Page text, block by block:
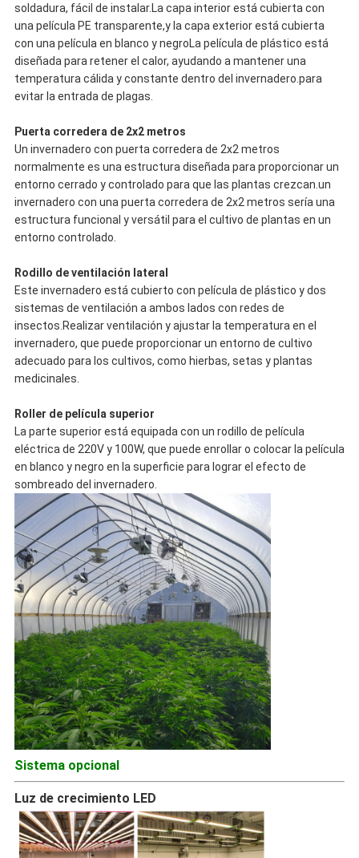
soldadura, fácil de instalar.La capa interior está cubierta con
una película PE transparente,y la capa exterior está cubierta
con una película en blanco y negroLa película de plástico está
diseñada para retener el calor, ayudando a mantener una
temperatura cálida y constante dentro del invernadero.para
evitar la entrada de plagas.
Puerta corredera de 2x2 metros
Un invernadero con puerta corredera de 2x2 metros
normalmente es una estructura diseñada para proporcionar un
entorno cerrado y controlado para que las plantas crezcan.un
invernadero con una puerta corredera de 2x2 metros sería una
estructura funcional y versátil para el cultivo de plantas en un
entorno controlado.
Rodillo de ventilación lateral
Este invernadero está cubierto con película de plástico y dos
sistemas de ventilación a ambos lados con redes de
insectos.Realizar ventilación y ajustar la temperatura en el
invernadero, que puede proporcionar un entorno de cultivo
adecuado para los cultivos, como hierbas, setas y plantas
medicinales.
Roller de película superior
La parte superior está equipada con un rodillo de película
eléctrica de 220V y 100W, que puede enrollar o colocar la película
en blanco y negro en la superficie para lograr el efecto de
sombreado del invernadero.
Sistema opcional
Luz de crecimiento LED